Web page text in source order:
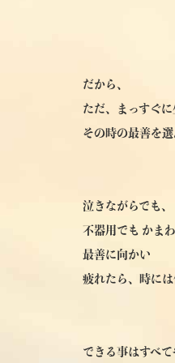
だから、
ただ、まっすぐに
その時の最善を選
泣きながらでも、
不器用でも かま
最善に向かい
疲れたら、時には
できる事はすべて